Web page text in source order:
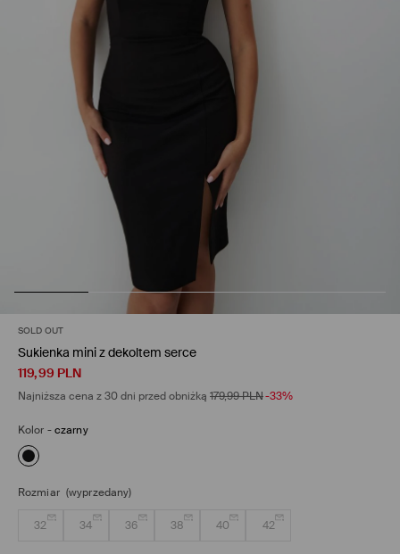
SOLD OUT
Sukienka mini z dekoltem serce
119,99 PLN
Najniższa cena z 30 dni przed obniżką 179,99PLN-33%
Kolor -czarny
Rozmiar (wyprzedany)
32 34 36 38 40 42